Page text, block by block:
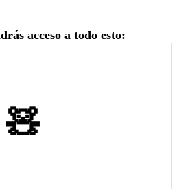
acceso a todo esto:
🧸